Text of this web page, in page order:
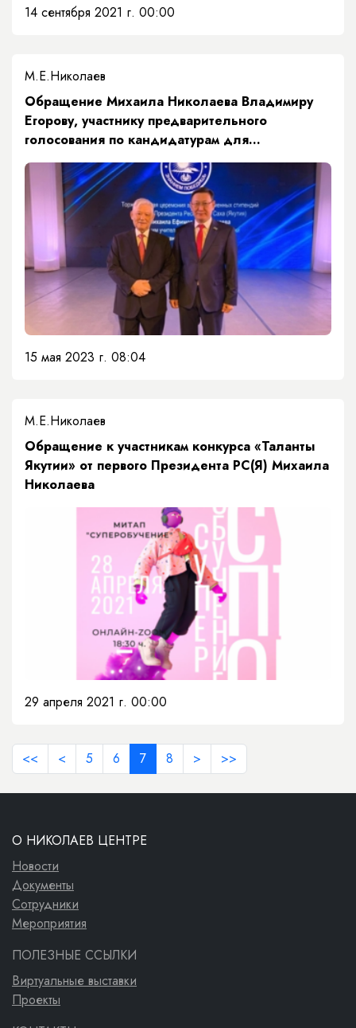
14 сентября 2021 г. 00:00
М.Е.Николаев
Обращение Михаила Николаева Владимиру
Егорову, участнику предварительного
голосования по кандидатурам для
последующего выдвижения от партии
"ЕДИНАЯ РОССИЯ"
15 мая 2023 г. 08:04
М.Е.Николаев
Обращение к участникам конкурса «Таланты
Якутии» от​ первого Президента РС(Я) Михаила
Николаева​
29 апреля 2021 г. 00:00
<< < 5 6 7 8 > >>
О НИКОЛАЕВ ЦЕНТРЕ
Новости
Документы
Сотрудники
Мероприятия
ПОЛЕЗНЫЕ ССЫЛКИ
Виртуальные выставки
Проекты